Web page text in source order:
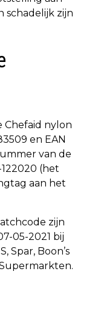
schadelijk zijn
Chefaid nylon
en EAN
van de
(het
aan het
zijn
05-2021 bij
Spar, Boon’s